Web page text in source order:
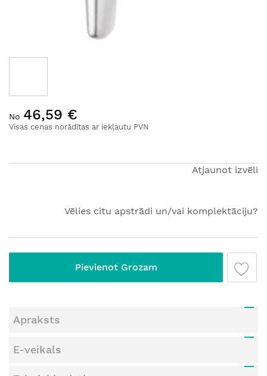
uz
galerijas
Visas cenas norādītas ar iekļautu PVN
No 46,59 €
Atjaunot izvēli
Vēlies citu apstrādi un/vai komplektāciju?
Pievienot Grozam
Apraksts
E-veikals